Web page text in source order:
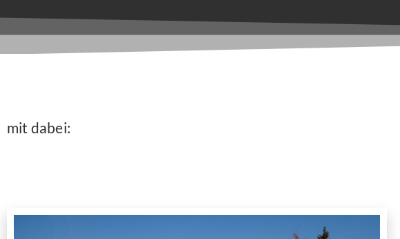
mit dabei: